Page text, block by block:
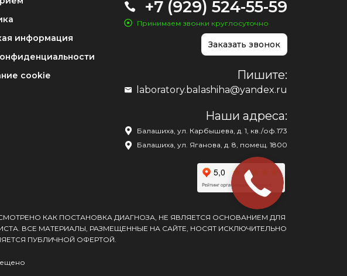
информация
cookie
+7 (929) 524-55-59
Принимаем звонки круглосуточно
Заказать звонок
Пишите:
laboratory.balashiha@yandex.ru
Наши адреса:
Балашиха, ул. Карбышева, д. 1, кв./оф.173
Балашиха, ул. Яганова, д. 8, помещ. 1800
КАК ПОСТАНОВКА ДИАГНОЗА, НЕ ЯВЛЯЕТСЯ ОСНОВАНИЕМ ДЛЯ
ВСЕ МАТЕРИАЛЫ, РАЗМЕЩЕННЫЕ НА САЙТЕ, НОСЯТ ИСКЛЮЧИТЕЛЬНО
ПУБЛИЧНОЙ ОФЕРТОЙ.